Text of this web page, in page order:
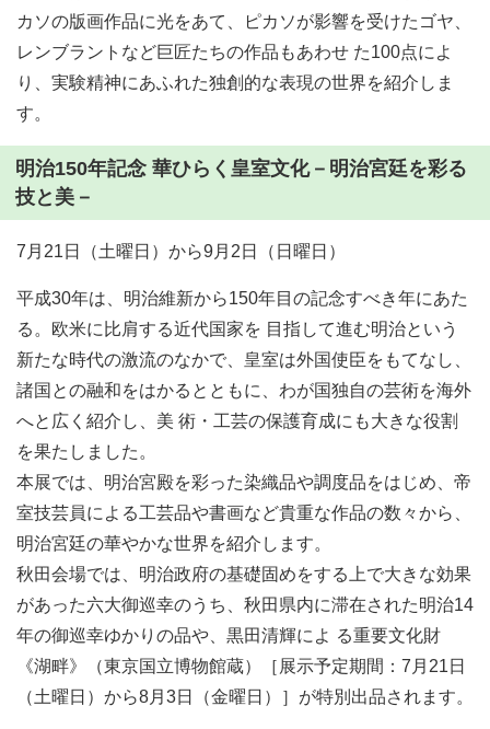
カソの版画作品に光をあて、ピカソが影響を受けたゴヤ、
レンブラントなど巨匠たちの作品もあわせ た100点によ
り、実験精神にあふれた独創的な表現の世界を紹介しま
す。
明治150年記念 華ひらく皇室文化－明治宮廷を彩る
技と美－
7月21日（土曜日）から9月2日（日曜日）
平成30年は、明治維新から150年目の記念すべき年にあた
る。欧米に比肩する近代国家を 目指して進む明治という
新たな時代の激流のなかで、皇室は外国使臣をもてなし、
諸国との融和をはかるとともに、わが国独自の芸術を海外
へと広く紹介し、美 術・工芸の保護育成にも大きな役割
を果たしました。
本展では、明治宮殿を彩った染織品や調度品をはじめ、帝
室技芸員による工芸品や書画など貴重な作品の数々から、
明治宮廷の華やかな世界を紹介します。
秋田会場では、明治政府の基礎固めをする上で大きな効果
があった六大御巡幸のうち、秋田県内に滞在された明治14
年の御巡幸ゆかりの品や、黒田清輝によ る重要文化財
《湖畔》（東京国立博物館蔵）［展示予定期間：7月21日
（土曜日）から8月3日（金曜日）］が特別出品されます。